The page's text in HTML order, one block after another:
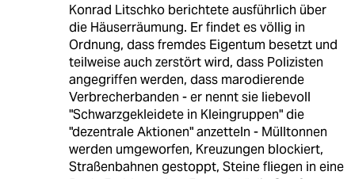
Konrad Litschko berichtete ausführlich über
die Häuserräumung. Er findet es völlig in
Ordnung, dass fremdes Eigentum besetzt und
teilweise auch zerstört wird, dass Polizisten
angegriffen werden, dass marodierende
Verbrecherbanden - er nennt sie liebevoll
"Schwarzgekleidete in Kleingruppen" die
"dezentrale Aktionen" anzetteln - Mülltonnen
werden umgeworfen, Kreuzungen blockiert,
Straßenbahnen gestoppt, Steine fliegen in eine